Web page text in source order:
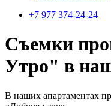
+7 977 374-24-24
Съемки
Утро" в
В наших апартаментах